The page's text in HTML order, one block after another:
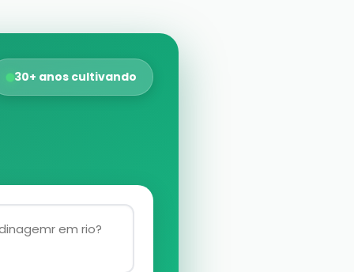
30+ anos cultivando